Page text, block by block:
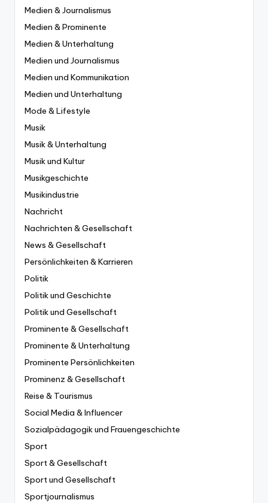
Medien & Journalismus
Medien & Prominente
Medien & Unterhaltung
Medien und Journalismus
Medien und Kommunikation
Medien und Unterhaltung
Mode & Lifestyle
Musik
Musik & Unterhaltung
Musik und Kultur
Musikgeschichte
Musikindustrie
Nachricht
Nachrichten & Gesellschaft
News & Gesellschaft
Persönlichkeiten & Karrieren
Politik
Politik und Geschichte
Politik und Gesellschaft
Prominente & Gesellschaft
Prominente & Unterhaltung
Prominente Persönlichkeiten
Prominenz & Gesellschaft
Reise & Tourismus
Social Media & Influencer
Sozialpädagogik und Frauengeschichte
Sport
Sport & Gesellschaft
Sport und Gesellschaft
Sportjournalismus